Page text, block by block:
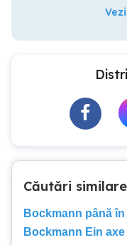
Căutări similare
Bockmann până în
Bockmann Ein